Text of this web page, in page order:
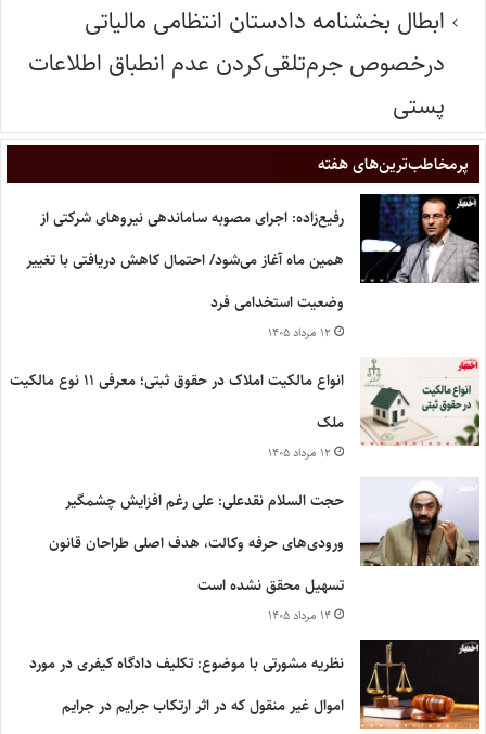
ابطال بخشنامه دادستان انتظامی مالیاتی
درخصوص جرم‌تلقی‌کردن عدم انطباق اطلاعات
پستی
پر‌مخاطب‌ترین‌های هفته
رفیع‌زاده: اجرای مصوبه ساماندهی نیروهای شرکتی از
همین ماه آغاز می‌شود/ احتمال کاهش دریافتی با تغییر
وضعیت استخدامی فرد
۱۲ مرداد ۱۴۰۵
انواع مالکیت املاک در حقوق ثبتی؛ معرفی ۱۱ نوع مالکیت
ملک
۱۲ مرداد ۱۴۰۵
حجت السلام نقدعلی: علی رغم افزایش چشمگیر
ورودی‌های حرفه وکالت، هدف اصلی طراحان قانون
تسهیل محقق نشده است
۱۴ مرداد ۱۴۰۵
نظریه مشورتی با موضوع: تکلیف دادگاه کیفری در مورد
اموال غیر منقول که در اثر ارتکاب جرایم در جرایم